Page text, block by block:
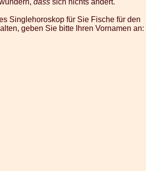
dasssich nichts ändert.
Singlehoroskop für Sie Fische für den
geben Sie bitte Ihren Vornamen an: